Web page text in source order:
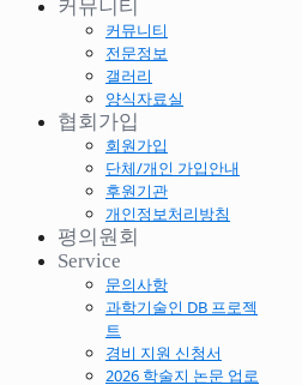
커뮤니티
커뮤니티
전문정보
갤러리
양식자료실
협회가입
회원가입
단체/개인 가입안내
후원기관
개인정보처리방침
평의원회
Service
문의사항
과학기술인 DB 프로젝
트
경비 지원 신청서
2026 학술지 논문 업로